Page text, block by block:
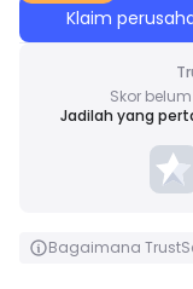
Klaim
Skor
Jadilah yang
Bagaimana